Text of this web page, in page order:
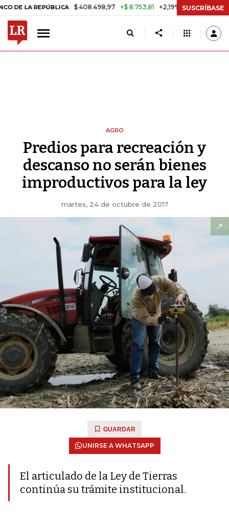
REPÚBLICA $ 408.498,97 +$ 8.753,81 +2,19% TASA DE USURA
SUSCRÍBASE
AGRO
Predios para recreación y
descanso no serán bienes
improductivos para la ley
martes, 24 de octubre de 2017
GUARDAR
UNIRSE A WHATSAPP
El articulado de la Ley de Tierras
continúa su trámite institucional.